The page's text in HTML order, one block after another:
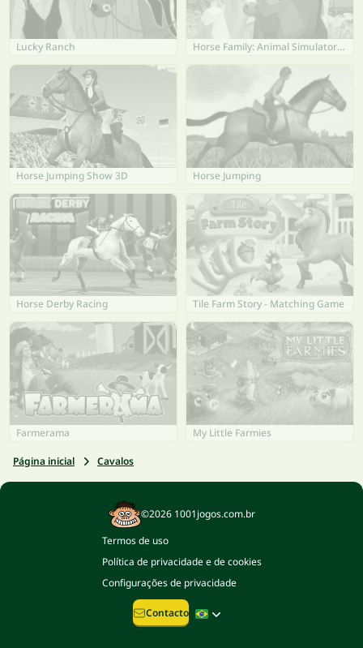
Lucky Ranch Horse Family: Animal Simulator 3D
Horse Jumping Show 3D Horse Jumping
Horse Derby Racing Tile Farm Story - Matching Game
Farmerama My Little Farmies
Página inicial Cavalos
©2026 1001jogos.com.br
Termos de uso
Política de privacidade e de cookies
Configurações de privacidade
Contacto